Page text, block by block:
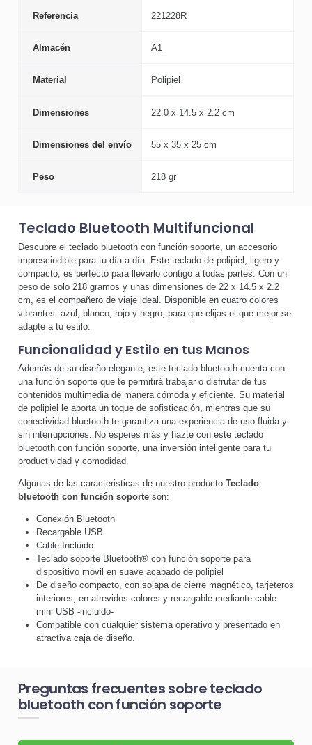
Referencia 221228R
Almacén A1
Material Polipiel
Dimensiones 22.0 x 14.5 x 2.2 cm
Dimensiones del envío 55 x 35 x 25 cm
Peso 218 gr
Teclado Bluetooth Multifuncional
Descubre el teclado bluetooth con función soporte, un accesorio
imprescindible para tu día a día. Este teclado de polipiel, ligero y
compacto, es perfecto para llevarlo contigo a todas partes. Con un
peso de solo 218 gramos y unas dimensiones de 22 x 14.5 x 2.2
cm, es el compañero de viaje ideal. Disponible en cuatro colores
vibrantes: azul, blanco, rojo y negro, para que elijas el que mejor se
adapte a tu estilo.
Funcionalidad y Estilo en tus Manos
Además de su diseño elegante, este teclado bluetooth cuenta con
una función soporte que te permitirá trabajar o disfrutar de tus
contenidos multimedia de manera cómoda y eficiente. Su material
de polipiel le aporta un toque de sofisticación, mientras que su
conectividad bluetooth te garantiza una experiencia de uso fluida y
sin interrupciones. No esperes más y hazte con este teclado
bluetooth con función soporte, una inversión inteligente para tu
productividad y comodidad.
Algunas de las caracteristicas de nuestro producto Teclado
bluetooth con función soporte son:
Conexión Bluetooth
Recargable USB
Cable Incluido
Teclado soporte Bluetooth® con función soporte para
dispositivo móvil en suave acabado de polipiel
De diseño compacto, con solapa de cierre magnético, tarjeteros
interiores, en atrevidos colores y recargable mediante cable
mini USB -incluido-
Compatible con cualquier sistema operativo y presentado en
atractiva caja de diseño.
Preguntas frecuentes sobre teclado
bluetooth con función soporte